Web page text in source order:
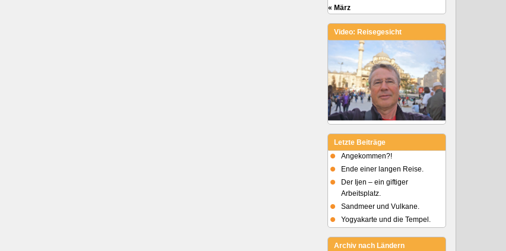
« März
Video: Reisegesicht
Letzte Beiträge
Angekommen?!
Ende einer langen Reise.
Der Ijen – ein giftiger
Arbeitsplatz.
Sandmeer und Vulkane.
Yogyakarte und die Tempel.
Archiv nach Ländern